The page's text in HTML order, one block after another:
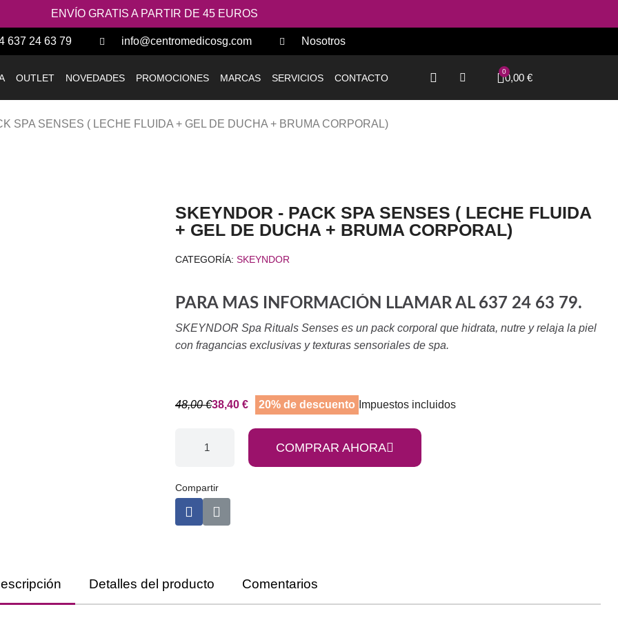
ENVÍO GRATIS A PARTIR DE 45 EUROS
637 24 63 79 info@centromedicosg.com Nosotros
OUTLET NOVEDADES PROMOCIONES MARCAS SERVICIOS CONTACTO 0,00 €
SPA SENSES ( LECHE FLUIDA + GEL DE DUCHA + BRUMA CORPORAL)
SKEYNDOR - PACK SPA SENSES ( LECHE FLUIDA
+ GEL DE DUCHA + BRUMA CORPORAL)
CATEGORÍA SKEYNDOR
PARA MAS INFORMACIÓN LLAMAR AL 637 24 63 79.
SKEYNDOR Spa Rituals Senses es un pack corporal que hidrata, nutre y relaja la piel
con fragancias exclusivas y texturas sensoriales de spa.
48,00 €38,40 € 20% de descuento Impuestos incluidos
COMPRAR AHORA
Compartir
Detalles del producto Comentarios